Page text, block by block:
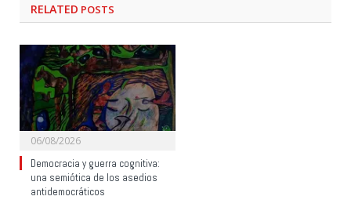
RELATED POSTS
06/08/2026
Democracia y guerra cognitiva:
una semiótica de los asedios
antidemocráticos